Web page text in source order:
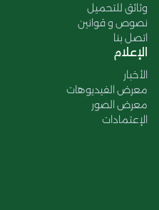
وثائق للتحميل
نصوص و قوانين
اتصل بنا
الإعلام
الأخبار
معرض الفيديوهات
معرض الصور
الإعتمادات